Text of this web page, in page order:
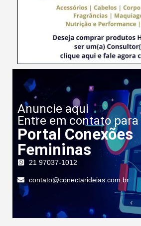
Anuncie aqui
Entre em contato
Portal Conexões
Femininas
21 97037-1012
contato@conectarideias.com.br